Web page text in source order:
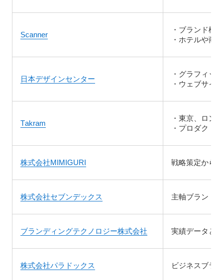
Scanner
・ブランド構
・ホテルや商
日本デザインセンター
・グラフィッ
・ウェブサイ
Takram
・東京、ロン
・プロダクト
株式会社MIMIGURI 戦略策定から
株式会社セブンデックス 主軸ブランド
ブランディングテクノロジー株式会社 実績データと
株式会社パラドックス ビジネスブラ